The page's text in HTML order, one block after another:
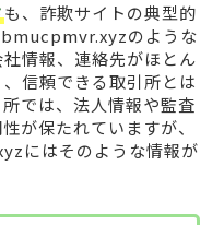
も、詐欺サイトの典型的
のような
情報、連絡先がほとん
信頼できる取引所とは
では、法人情報や監査
が保たれていますが、
はそのような情報が